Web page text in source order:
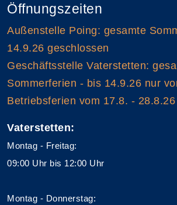
Öffnungszeiten
Außenstelle Poing: gesamte
14.9.26 geschlossen
Geschäftsstelle Vaterstetten:
Sommerferien - bis 14.9.26 nur
Betriebsferien vom 17.8. - 28.8.26
Vaterstetten:
Montag - Freitag:
09:00 Uhr bis 12:00 Uhr
Montag - Donnerstag: